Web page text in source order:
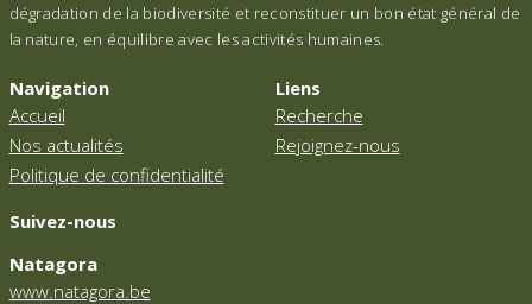
dégradation de la biodiversité et reconstituer un bon état général de
la nature, en équilibre avec les activités humaines.
Navigation
Accueil
Nos actualités
Politique de confidentialité
Liens
Recherche
Rejoignez-nous
Suivez-nous
Natagora
www.natagora.be